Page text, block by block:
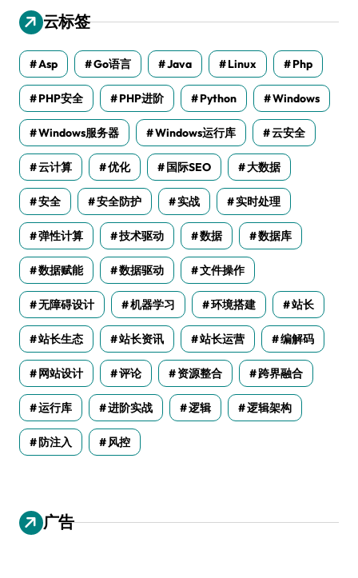
云标签
Asp Go语言 Java Linux Php
PHP安全 PHP进阶 Python Windows
Windows服务器 Windows运行库 云安全
云计算 优化 国际SEO 大数据
安全 安全防护 实战 实时处理
弹性计算 技术驱动 数据 数据库
数据赋能 数据驱动 文件操作
无障碍设计 机器学习 环境搭建 站长
站长生态 站长资讯 站长运营 编解码
网站设计 评论 资源整合 跨界融合
运行库 进阶实战 逻辑 逻辑架构
防注入 风控
广告